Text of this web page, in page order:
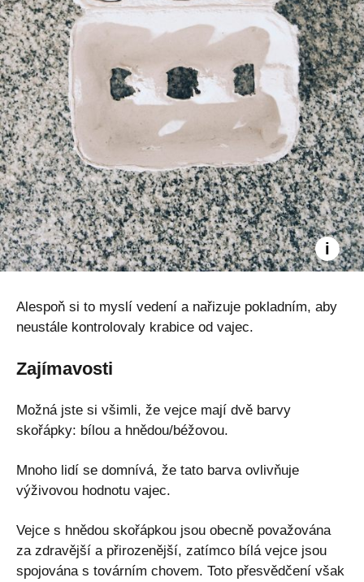
Alespoň si to myslí vedení a nařizuje pokladním, aby
neustále kontrolovaly krabice od vajec.
Zajímavosti
Možná jste si všimli, že vejce mají dvě barvy
skořápky: bílou a hnědou/béžovou.
Mnoho lidí se domnívá, že tato barva ovlivňuje
výživovou hodnotu vajec.
Vejce s hnědou skořápkou jsou obecně považována
za zdravější a přirozenější, zatímco bílá vejce jsou
spojována s továrním chovem. Toto přesvědčení však